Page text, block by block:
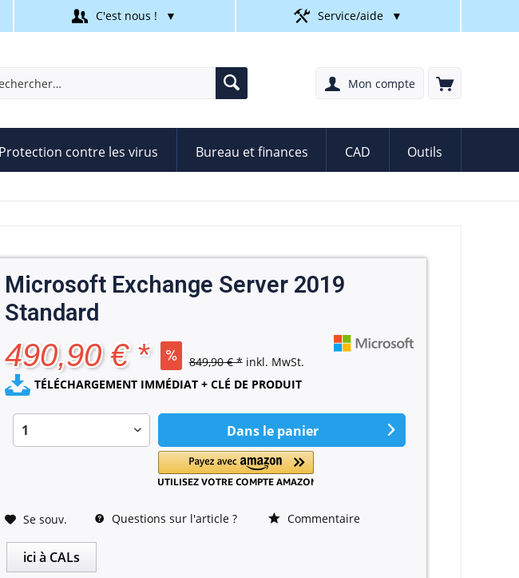
C'est nous ! ▼ Service/aide ▼
Mon compte
Protection contre les virus Bureau et finances CAD Outils
Microsoft Exchange Server 2019
Standard
490,90 € * 849,90 € *inkl. MwSt.
TÉLÉCHARGEMENT IMMÉDIAT + CLÉ DE PRODUIT
Dans le panier
Se souv. Questions sur l'article ? Commentaire
ici à CALs